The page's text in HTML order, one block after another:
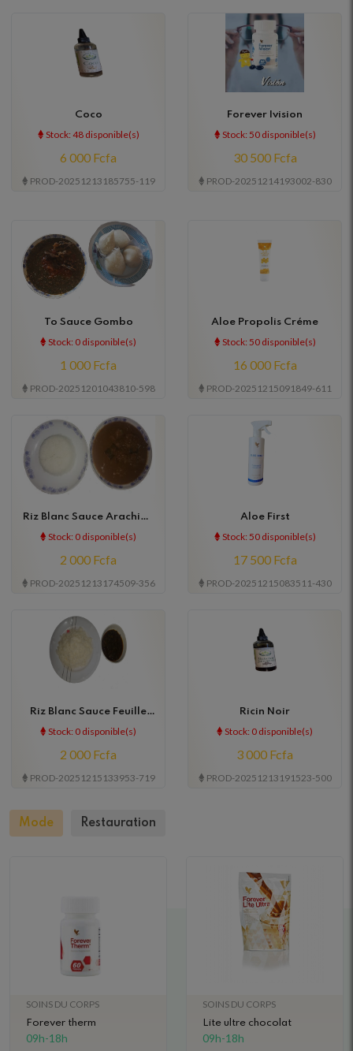
Coco
Stock: 48 disponible(s)
6 000 Fcfa
PROD-20251213185755-119
Forever Ivision
Stock: 50 disponible(s)
30 500 Fcfa
PROD-20251214193002-830
To Sauce Gombo
Stock: 0 disponible(s)
1 000 Fcfa
PROD-20251201043810-598
Riz Blanc Sauce Arachide
Stock: 0 disponible(s)
2 000 Fcfa
PROD-20251213174509-356
Riz Blanc Sauce Feuille
Stock: 0 disponible(s)
2 000 Fcfa
PROD-20251215133953-719
Aloe Propolis Créme
Stock: 50 disponible(s)
16 000 Fcfa
PROD-20251215091849-611
Aloe First
Stock: 50 disponible(s)
17 500 Fcfa
PROD-20251215083511-430
Ricin Noir
Stock: 0 disponible(s)
3 000 Fcfa
PROD-20251213191523-500
Mode Restauration
SOINS DU CORPS
Forever therm
09h-18h
SOINS DU CORPS
Lite ultre chocolat
09h-18h